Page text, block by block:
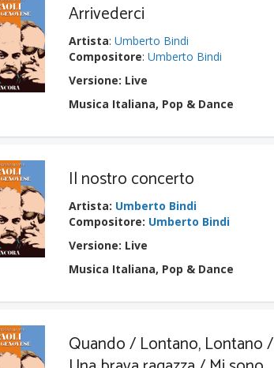
Arrivederci
Artista:Umberto Bindi
Compositore:Umberto Bindi
Versione: Live
Musica Italiana, Pop & Dance
Il nostro concerto
Artista: Umberto Bindi
Compositore: Umberto Bindi
Versione: Live
Musica Italiana, Pop & Dance
Quando / Lontano, Lontano /